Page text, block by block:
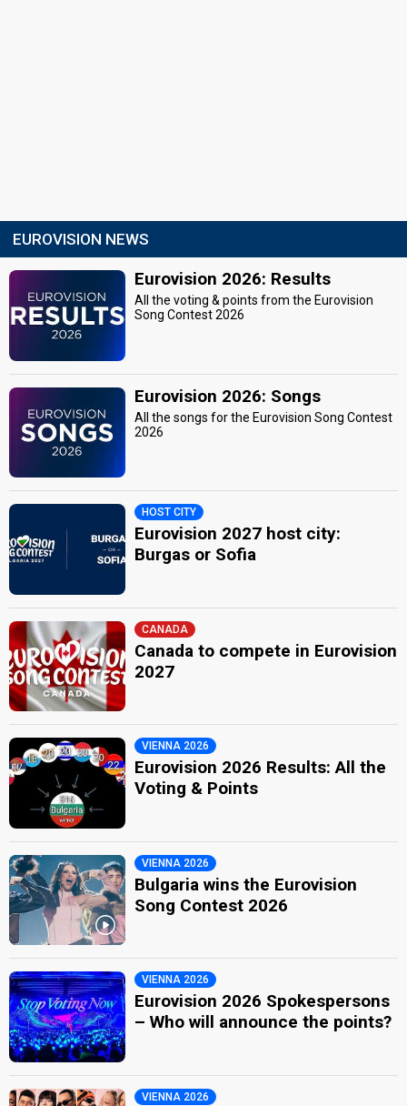
EUROVISION NEWS
Eurovision 2026: Results
All the voting & points from the Eurovision
Song Contest 2026
Eurovision 2026: Songs
All the songs for the Eurovision Song Contest
2026
HOST CITY
Eurovision 2027 host city:
Burgas or Sofia
CANADA
Canada to compete in Eurovision
2027
VIENNA 2026
Eurovision 2026 Results: All the
Voting & Points
VIENNA 2026
Bulgaria wins the Eurovision
Song Contest 2026
VIENNA 2026
Eurovision 2026 Spokespersons
– Who will announce the points?
VIENNA 2026